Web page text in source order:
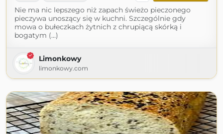
Nie ma nic lepszego niż zapach świeżo pieczonego
pieczywa unoszący się w kuchni. Szczególnie gdy
mowa o bułeczkach żytnich z chrupiącą skórką i
bogatym (...)
Limonkowy
limonkowy.com